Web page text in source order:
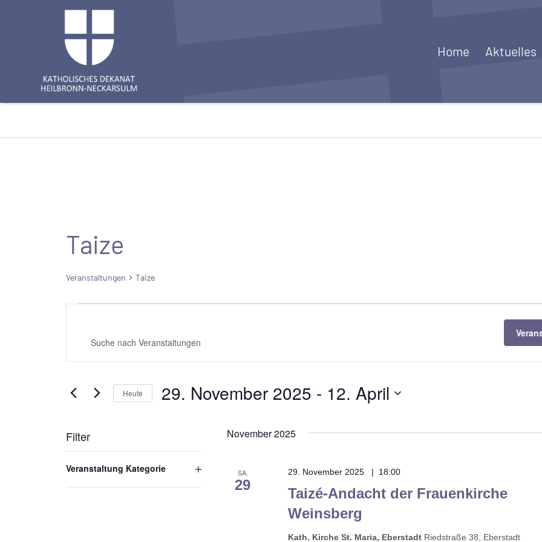
Home Aktuelles
Taize
Veranstaltungen Taize
Suche
und
Ansichten,
nach
Veranstaltungen
Heute 29. November 2025 - 12. April
Filter
Veranstaltung Kategorie
November 2025
SA.
29
Taizé-Andacht der Frauenkirche
Weinsberg
29. November 2025 | 18:00
Kath. Kirche St. Maria, Eberstadt Riedstraße 38, Eberstadt